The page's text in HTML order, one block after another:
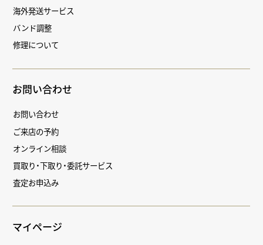
海外発送サービス
バンド調整
修理について
お問い合わせ
お問い合わせ
ご来店の予約
オンライン相談
買取り・下取り・委託サービス
査定お申込み
マイページ